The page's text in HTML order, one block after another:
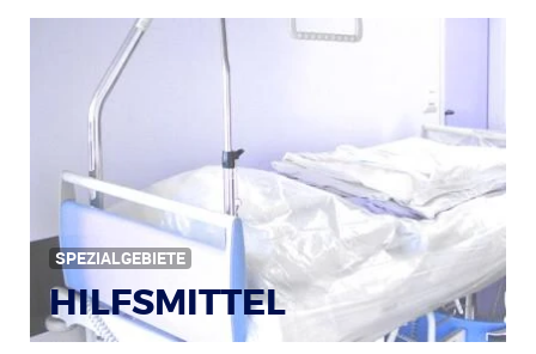
SPEZIALGEBIETE
HILFSMITTEL